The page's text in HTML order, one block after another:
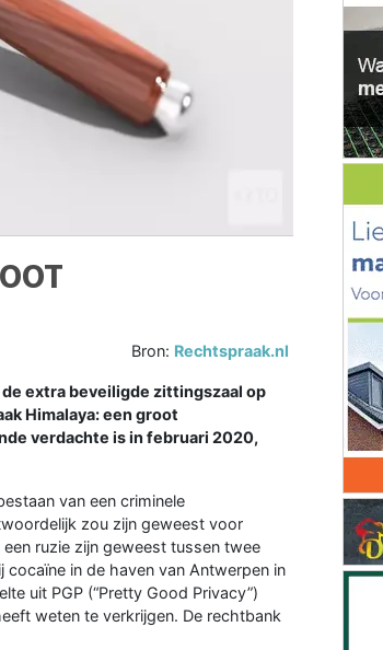
Bron: Rechtspraak.nl
de extra beveiligde zittingszaal op
Himalaya: een groot
verdachte is in februari 2020,
van een criminele
zou zijn geweest voor
ruzie zijn geweest tussen twee
in de haven van Antwerpen in
uit PGP (“Pretty Good Privacy”)
weten te verkrijgen. De rechtbank